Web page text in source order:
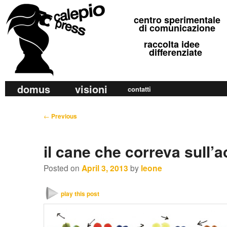
calepio press
©
centro sperimentale
di comunicazione
raccolta idee
differenziate
a
Skip
Skip
secondary
domus visioni contatti
P
t
n
v
← Previous
il cane che correva
Posted on April 3, 2013 by leone
play this post